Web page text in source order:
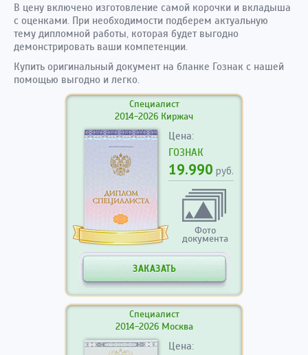
В цену включено изготовление самой корочки и вкладыша
с оценками. При необходимости подберем актуальную
тему дипломной работы, которая будет выгодно
демонстрировать ваши компетенции.
Купить оригинальный документ на бланке Гознак с нашей
помощью выгодно и легко.
Специалист
2014-2026 Киржач
Цена:
ГОЗНАК
19.990 руб.
Фото
документа
ЗАКАЗАТЬ
Специалист
2014-2026 Москва
Цена: